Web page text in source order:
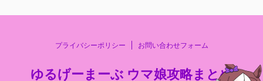
プライバシーポリシー お問い合わせフォーム
ゆるげーまーぶ ウマ娘攻略まとめ